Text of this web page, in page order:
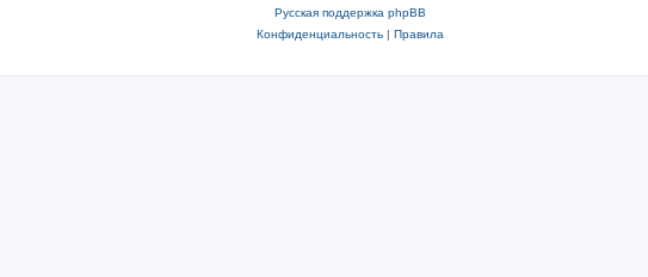
Русская поддержка phpBB
Конфиденциальность| Правила